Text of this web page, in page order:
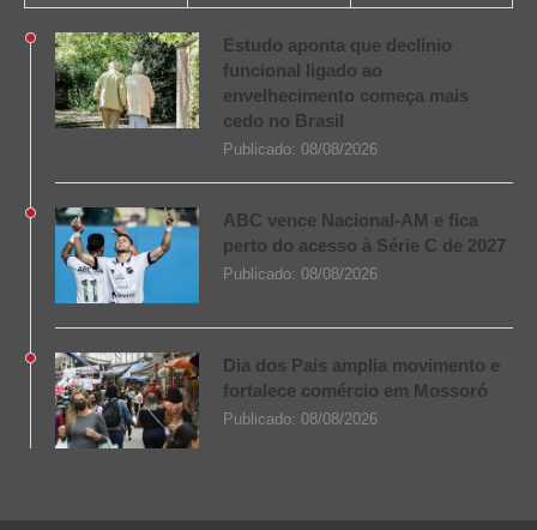
Estudo aponta que declínio
funcional ligado ao
envelhecimento começa mais
cedo no Brasil
Publicado: 08/08/2026
ABC vence Nacional-AM e fica
perto do acesso à Série C de 2027
Publicado: 08/08/2026
Dia dos Pais amplia movimento e
fortalece comércio em Mossoró
Publicado: 08/08/2026